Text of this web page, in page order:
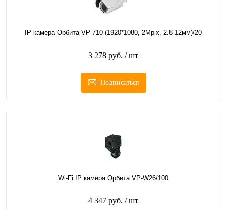
IP камера Орбита VP-710 (1920*1080, 2Mpix, 2.8-12мм)/20
3 278 руб. / шт
Подписаться
Wi-Fi IP камера Орбита VP-W26/100
4 347 руб. / шт